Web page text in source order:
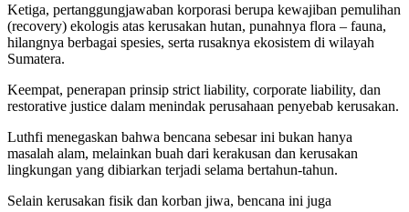
Ketiga, pertanggungjawaban korporasi berupa kewajiban pemulihan
(recovery) ekologis atas kerusakan hutan, punahnya flora – fauna,
hilangnya berbagai spesies, serta rusaknya ekosistem di wilayah
Sumatera.
Keempat, penerapan prinsip strict liability, corporate liability, dan
restorative justice dalam menindak perusahaan penyebab kerusakan.
Luthfi menegaskan bahwa bencana sebesar ini bukan hanya
masalah alam, melainkan buah dari kerakusan dan kerusakan
lingkungan yang dibiarkan terjadi selama bertahun-tahun.
Selain kerusakan fisik dan korban jiwa, bencana ini juga